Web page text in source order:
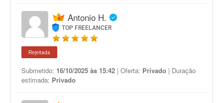
Antonio H.
TOP FREELANCER
Rejeitada
Submetido: 16/10/2025 às 15:42 | Oferta: Privado | Duração
estimada: Privado